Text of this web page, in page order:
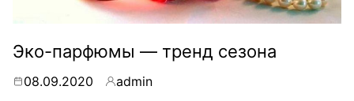
Эко-парфюмы — тренд сезона
08.09.2020 Byadmin